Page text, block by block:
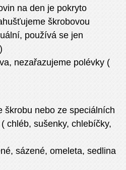
na den je pokryto
škrobovou
používá se jen
nezařazujeme polévky (
škrobu nebo ze speciálních
chléb, sušenky, chlebíčky,
sázené, omeleta, sedlina